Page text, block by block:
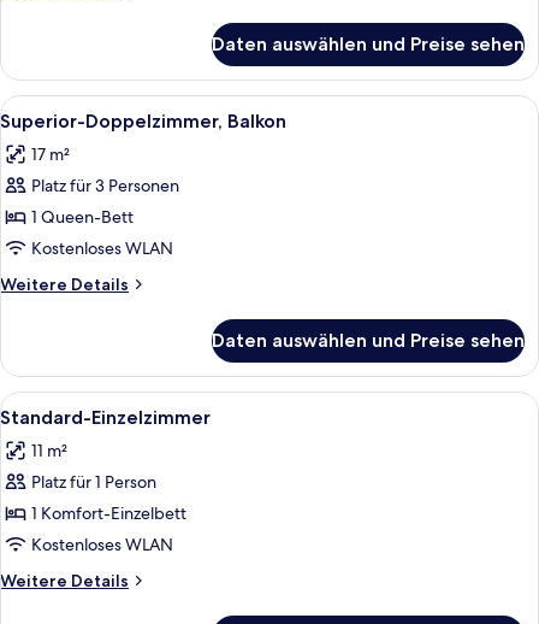
Doppelzimmer,
Balkon
Daten auswählen und Preise sehen
Alle
Fotos
für
Superior-
Doppelzimmer,
Balkon
anzeigen
Ein Hotelzimmer mit Bett,
5
Superior-Doppelzimmer, Balkon
17 m²
Platz für 3 Personen
1 Queen-Bett
Kostenloses WLAN
Weitere Details
Weitere
Doppelzimmer,
Balkon
Daten auswählen und Preise sehen
Alle
Fotos
für
Standard-
Einzelzimmer
anzeigen
Ein Hotelzimmer mit Bett,
3
Standard-Einzelzimmer
11 m²
Platz für 1 Person
1 Komfort-Einzelbett
Kostenloses WLAN
Weitere Details
Weitere